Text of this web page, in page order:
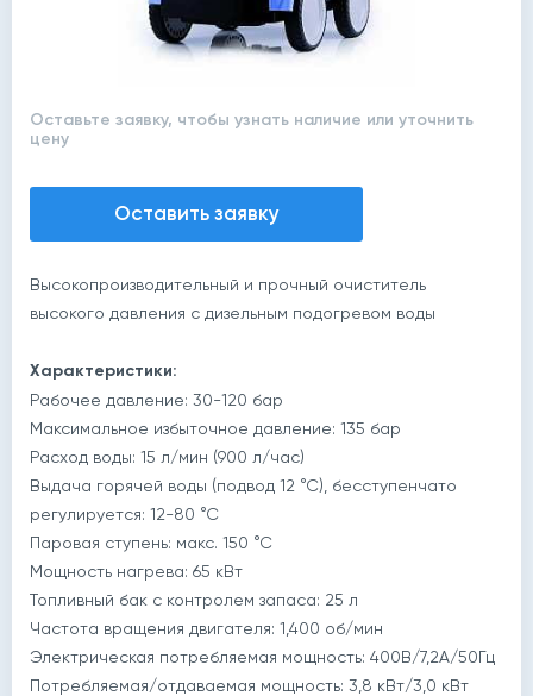
Оставьте заявку, чтобы узнать наличие или уточнить
цену
Оставить заявку
Высокопроизводительный и прочный очиститель
высокого давления с дизельным подогревом воды
Характеристики:
Рабочее давление: 30-120 бар
Максимальное избыточное давление: 135 бар
Расход воды: 15 л/мин (900 л/час)
Выдача горячей воды (подвод 12 °С), бесступенчато
регулируется: 12-80 °С
Паровая ступень: макс. 150 °С
Мощность нагрева: 65 кВт
Топливный бак с контролем запаса: 25 л
Частота вращения двигателя: 1,400 об/мин
Электрическая потребляемая мощность: 400В/7,2А/50Гц
Потребляемая/отдаваемая мощность: 3,8 кВт/3,0 кВт